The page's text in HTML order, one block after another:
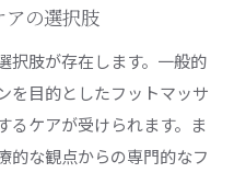
ライフスタイルの提案
イフを楽しむために
際に確認すべきポイン
注意したいこと
アの選択肢
択肢が存在します。一般的
を目的としたフットマッサ
るケアが受けられます。ま
的な観点からの専門的なフ